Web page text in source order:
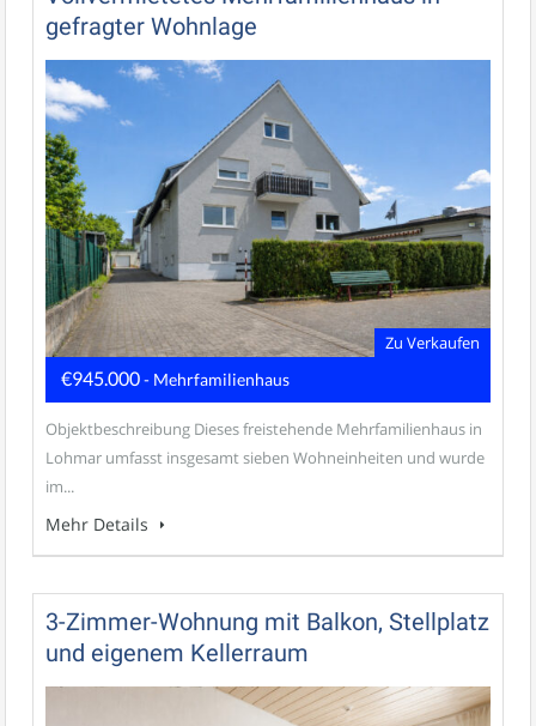
gefragter Wohnlage
Zu Verkaufen
€945.000- Mehrfamilienhaus
Objektbeschreibung Dieses freistehende Mehrfamilienhaus in
Lohmar umfasst insgesamt sieben Wohneinheiten und wurde
im...
Mehr Details
3-Zimmer-Wohnung mit Balkon, Stellplatz
und eigenem Kellerraum